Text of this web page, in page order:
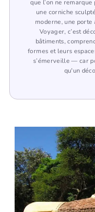
que l’on ne
une corniche
moderne, une porte
Voyager, c’est
bâtiments,
formes et leurs
s’émerveille — car
qu'un